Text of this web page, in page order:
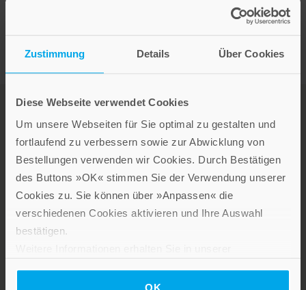
Zustimmung Details Über Cookies
Diese Webseite verwendet Cookies
Um unsere Webseiten für Sie optimal zu gestalten und
fortlaufend zu verbessern sowie zur Abwicklung von
Bestellungen verwenden wir Cookies. Durch Bestätigen
des Buttons »OK« stimmen Sie der Verwendung unserer
Cookies zu. Sie können über »Anpassen« die
verschiedenen Cookies aktivieren und Ihre Auswahl
bestätigen.
OK
LEBE GUT MAGAZIN
NEWSLETTER
KUNDENINFO